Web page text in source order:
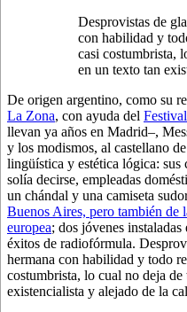
Desprovistas de
con habilidad y
casi costumbrista,
en un texto tan
De origen argentino, como su
La Zona, con ayuda del
llevan ya años en Madrid–,
y los modismos, al castellano
lingüística y estética lógica: sus
solía decirse, empleadas
un chándal y una camiseta
Buenos Aires, pero también de
europea; dos jóvenes
éxitos de radiofórmula.
hermana con habilidad y todo
costumbrista, lo cual no deja
existencialista y alejado de la